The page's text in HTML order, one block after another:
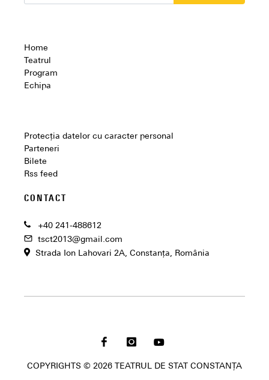
Home
Teatrul
Program
Echipa
Protecția datelor cu caracter personal
Parteneri
Bilete
Rss feed
CONTACT
+40 241-488612
tsct2013@gmail.com
Strada Ion Lahovari 2A, Constanţa, România
COPYRIGHTS © 2026 TEATRUL DE STAT CONSTANȚA